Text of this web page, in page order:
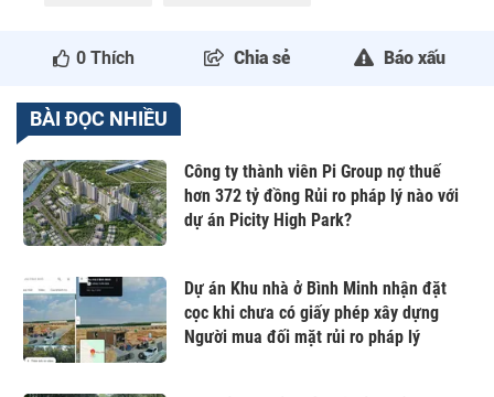
0 Thích Chia sẻ Báo xấu
BÀI ĐỌC NHIỀU
Công ty thành viên Pi Group nợ thuế
hơn 372 tỷ đồng Rủi ro pháp lý nào với
dự án Picity High Park?
Dự án Khu nhà ở Bình Minh nhận đặt
cọc khi chưa có giấy phép xây dựng
Người mua đối mặt rủi ro pháp lý